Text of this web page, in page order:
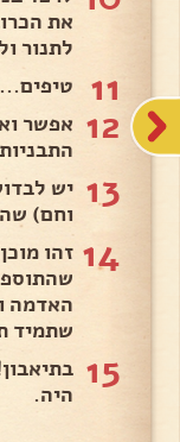
את
לתנור ולאפות
11 טיפים...
12
13 יש
וחם)
14 זהו
האדמה
שתמיד
15 היה.